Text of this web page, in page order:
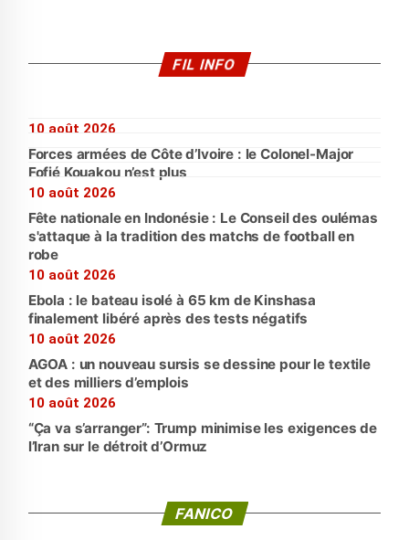
FIL INFO
10 août 2026
Forces armées de Côte d’Ivoire : le Colonel-Major
Fofié Kouakou n’est plus
10 août 2026
Fête nationale en Indonésie : Le Conseil des oulémas
s'attaque à la tradition des matchs de football en
robe
10 août 2026
Ebola : le bateau isolé à 65 km de Kinshasa
finalement libéré après des tests négatifs
10 août 2026
AGOA : un nouveau sursis se dessine pour le textile
et des milliers d’emplois
10 août 2026
“Ça va s’arranger”: Trump minimise les exigences de
l’Iran sur le détroit d’Ormuz
FANICO